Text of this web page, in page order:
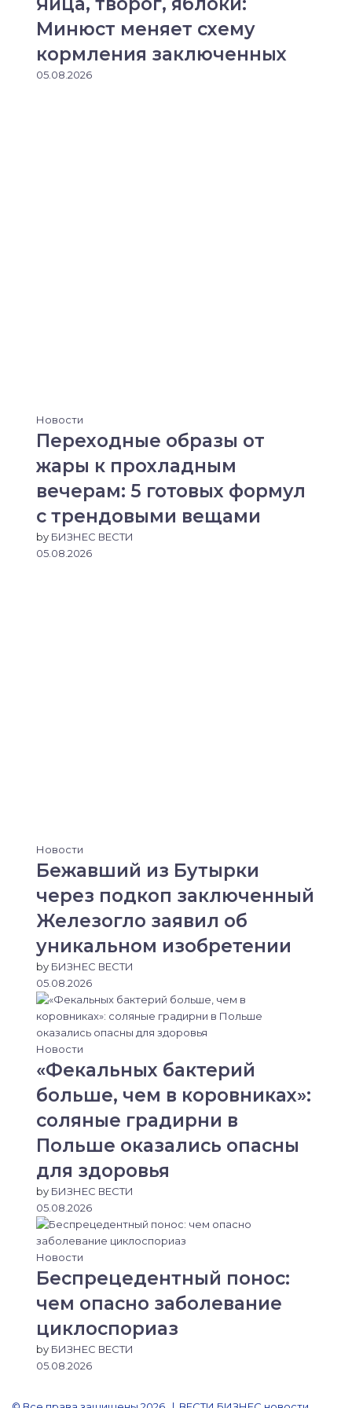
Минюст меняет схему
кормления заключенных
05.08.2026
Новости
Переходные образы от
жары к прохладным
вечерам: 5 готовых формул
с трендовыми вещами
by БИЗНЕС ВЕСТИ
05.08.2026
Новости
Бежавший из Бутырки
через подкоп заключенный
Железогло заявил об
уникальном изобретении
by БИЗНЕС ВЕСТИ
05.08.2026
Новости
«Фекальных бактерий
больше, чем в коровниках»:
соляные градирни в
Польше оказались опасны
для здоровья
by БИЗНЕС ВЕСТИ
05.08.2026
Новости
Беспрецедентный понос:
чем опасно заболевание
циклоспориаз
by БИЗНЕС ВЕСТИ
05.08.2026